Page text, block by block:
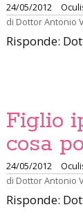
24/05/2012
di Dottor Antonio
Risponde:
Figlio
cosa
24/05/2012
di Dottor Antonio
Risponde: